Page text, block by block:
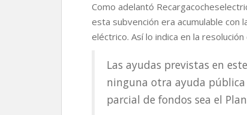
Como adelantó
esta subvención era acumulable con
eléctrico. Así lo indica en la
Las ayudas previstas en
ninguna otra ayuda
parcial de fondos sea el